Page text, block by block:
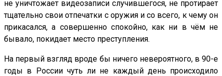
не уничтожает видеозаписи случившегося, не протирает
тщательно свои отпечатки с оружия и со всего, к чему он
прикасался, а совершенно спокойно, как ни в чём не
бывало, покидает место преступления.
На первый взгляд вроде бы ничего невероятного, в 90-е
годы в России чуть ли не каждый день происходило